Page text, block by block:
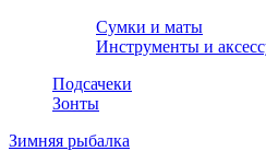
Сумки и маты
Инструменты и
Подсачеки
Зонты
Зимняя рыбалка